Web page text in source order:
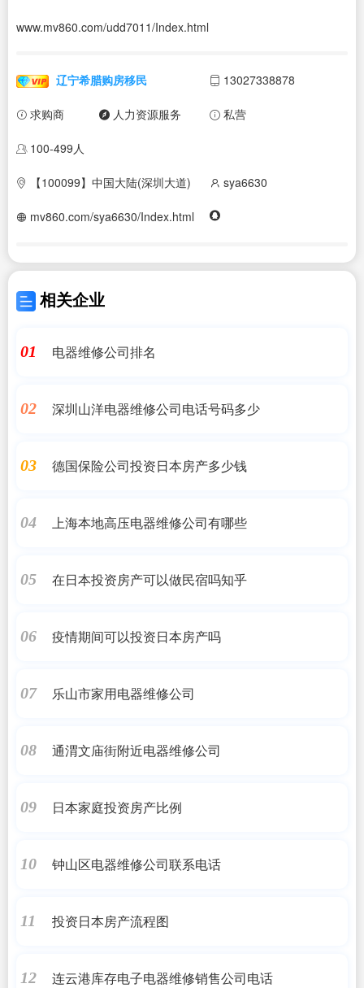
www.mv860.com/udd7011/Index.html
辽宁希腊购房移民 13027338878
求购商 人力资源服务 私营
100-499人
【100099】中国大陆(深圳大道) sya6630
mv860.com/sya6630/Index.html
相关企业
01 电器维修公司排名
02 深圳山洋电器维修公司电话号码多少
03 德国保险公司投资日本房产多少钱
04 上海本地高压电器维修公司有哪些
05 在日本投资房产可以做民宿吗知乎
06 疫情期间可以投资日本房产吗
07 乐山市家用电器维修公司
08 通渭文庙街附近电器维修公司
09 日本家庭投资房产比例
10 钟山区电器维修公司联系电话
11 投资日本房产流程图
12 连云港库存电子电器维修销售公司电话